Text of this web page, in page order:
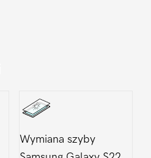
Wymiana szyby